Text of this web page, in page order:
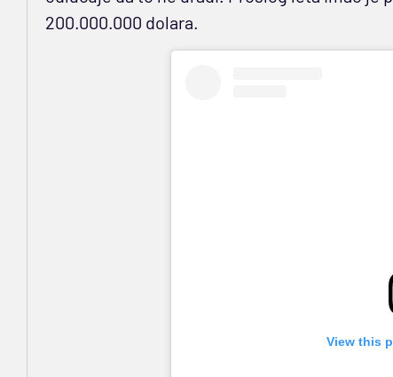
200.000.000 dolara.
View this